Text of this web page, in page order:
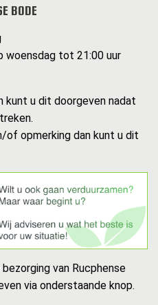
BODE
woensdag tot 21:00 uur
kunt u dit doorgeven nadat
of opmerking dan kunt u dit
van Rucphense
via onderstaande knop.